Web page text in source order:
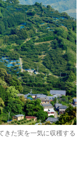
きた実を一気に収穫する